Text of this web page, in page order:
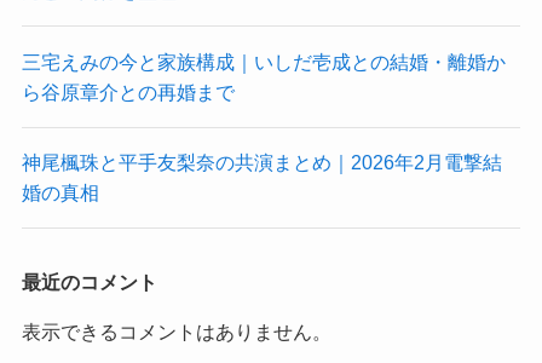
三宅えみの今と家族構成｜いしだ壱成との結婚・離婚か
ら谷原章介との再婚まで
神尾楓珠と平手友梨奈の共演まとめ｜2026年2月電撃結
婚の真相
最近のコメント
表示できるコメントはありません。